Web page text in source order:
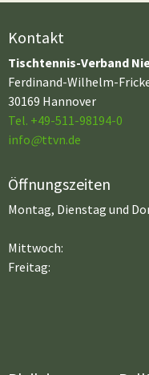
Kontakt
Tischtennis-Verband
Ferdinand-Wilhelm-
30169 Hannover
Tel. +49-511-98194-0
info@ttvn.de
Öffnungszeiten
Montag, Dienstag und
Mittwoch:
Freitag: